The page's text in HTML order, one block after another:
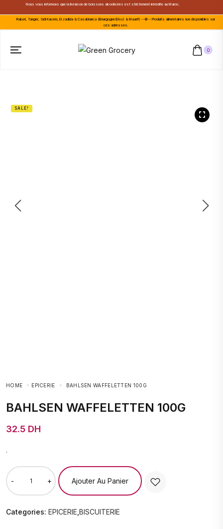
Nous vous informons que la livraison de boissons alcoolisées est strictement interdite au Maroc.
Rabat, Tanger, Sidi Kacem, El Jadida & Casablanca (Bourgogne(Elvy) & Maarif) --🚫-- Produits alimentaires non disponibles sur
ces adresses.
0
SALE!
HOME EPICERIE BAHLSEN WAFFELETTEN 100G
BAHLSEN WAFFELETTEN 100G
32.5 DH
.
- + Ajouter Au Panier
Categories: EPICERIE BISCUITERIE